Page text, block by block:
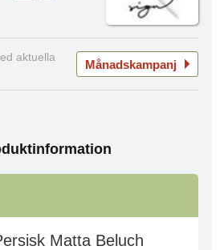
aktuella
Månadskampanj
Matta Beluch